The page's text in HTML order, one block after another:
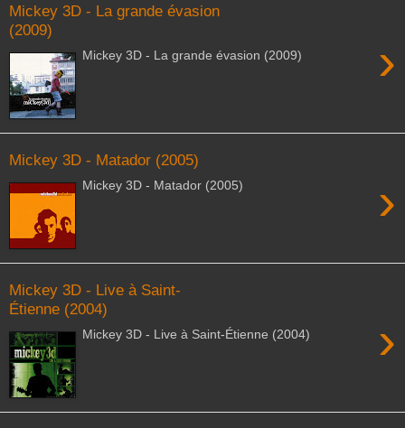
Mickey 3D - La grande évasion
(2009)
›
Mickey 3D - La grande évasion (2009)
Mickey 3D - Matador (2005)
›
Mickey 3D - Matador (2005)
Mickey 3D - Live à Saint-
Étienne (2004)
›
Mickey 3D - Live à Saint-Étienne (2004)